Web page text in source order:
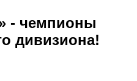
- чемпионы
дивизиона!